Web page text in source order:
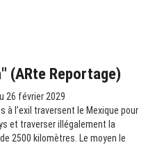
(ARte Reportage)
26 février 2029
à l’exil traversent le Mexique pour
et traverser illégalement la
2500 kilomètres. Le moyen le